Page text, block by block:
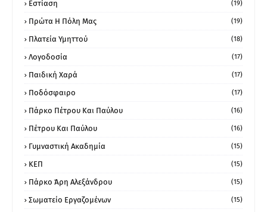
Εστίαση (19)
Πρώτα Η Πόλη Μας (19)
Πλατεία Υμηττού (18)
Λογοδοσία (17)
Παιδική Χαρά (17)
Ποδόσφαιρο (17)
Πάρκο Πέτρου Και Παύλου (16)
Πέτρου Και Παύλου (16)
Γυμναστική Ακαδημία (15)
ΚΕΠ (15)
Πάρκο Άρη Αλεξάνδρου (15)
Σωματείο Εργαζομένων (15)